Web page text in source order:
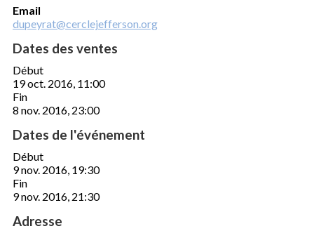
Email
dupeyrat@cerclejefferson.org
Dates des ventes
Début
19 oct. 2016, 11:00
Fin
8 nov. 2016, 23:00
Dates de l'événement
Début
9 nov. 2016, 19:30
Fin
9 nov. 2016, 21:30
Adresse